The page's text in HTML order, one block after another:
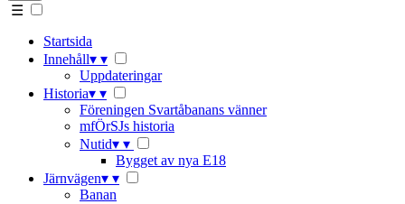
☰
Startsida
Innehåll▾ ▾
Uppdateringar
Historia▾ ▾
Föreningen Svartåbanans vänner
mfÖrSJs historia
Nutid▾ ▾
Bygget av nya E18
Järnvägen▾ ▾
Banan